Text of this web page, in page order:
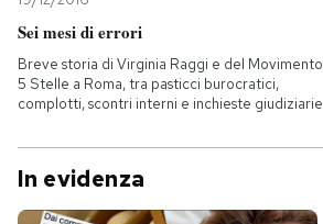
Sei mesi di errori
Breve storia di Virginia Raggi e del Movimento
5 Stelle a Roma, tra pasticci burocratici,
complotti, scontri interni e inchieste giudiziarie
In evidenza